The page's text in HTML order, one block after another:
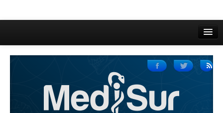
Inicio
Iniciar sesión
Registrarse